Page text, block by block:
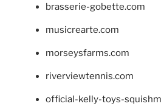
brasserie-gobette.com
musicrearte.com
morseysfarms.com
riverviewtennis.com
official-kelly-toys-